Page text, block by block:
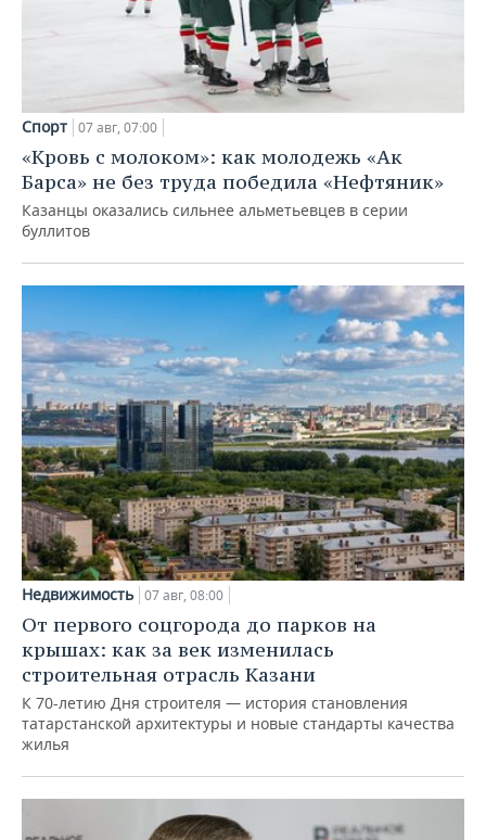
Спорт 07 авг, 07:00
«Кровь с молоком»: как молодежь «Ак
Барса» не без труда победила «Нефтяник»
Казанцы оказались сильнее альметьевцев в серии
буллитов
Недвижимость 07 авг, 08:00
От первого соцгорода до парков на
крышах: как за век изменилась
строительная отрасль Казани
К 70-летию Дня строителя — история становления
татарстанской архитектуры и новые стандарты качества
жилья